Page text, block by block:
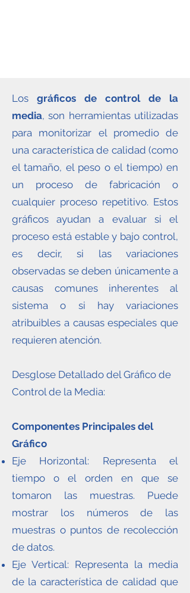
Los gráficos de control de la
media, son herramientas utilizadas
para monitorizar el promedio de
una característica de calidad (como
el tamaño, el peso o el tiempo) en
un proceso de fabricación o
cualquier proceso repetitivo. Estos
gráficos ayudan a evaluar si el
proceso está estable y bajo control,
es decir, si las variaciones
observadas se deben únicamente a
causas comunes inherentes al
sistema o si hay variaciones
atribuibles a causas especiales que
requieren atención.
Desglose Detallado del Gráfico de
Control de la Media:
Componentes Principales del
Gráfico
Eje Horizontal: Representa el
tiempo o el orden en que se
tomaron las muestras. Puede
mostrar los números de las
muestras o puntos de recolección
de datos.
Eje Vertical: Representa la media
de la característica de calidad que